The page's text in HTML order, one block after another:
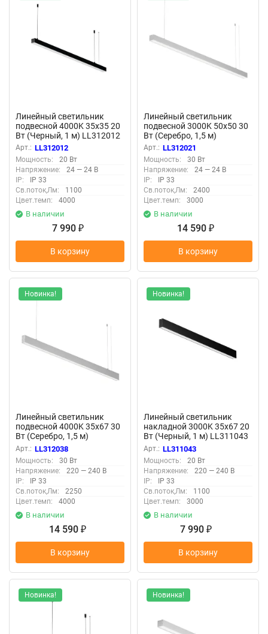
Линейный светильник
подвесной 4000K 35x35 20
Вт (Черный, 1 м) LL312012
(Черный) LL312012
Арт.: LL312012
Мощность:
20 Вт
Напряжение:
24 — 24 В
IP:
IP 33
Св.поток,Лм:
1100
Цвет.темп:
4000
В наличии
7 990 ₽
В корзину
Линейный светильник
подвесной 3000K 50x50 30
Вт (Серебро, 1,5 м)
LL312021 (Серебро)
LL312021
Арт.: LL312021
Мощность:
30 Вт
Напряжение:
24 — 24 В
IP:
IP 33
Св.поток,Лм:
2400
Цвет.темп:
3000
В наличии
14 590 ₽
В корзину
Новинка!
Линейный светильник
подвесной 4000K 35x67 30
Вт (Серебро, 1,5 м)
LL312038 (Серебро)
LL312038
Арт.: LL312038
Мощность:
30 Вт
Напряжение:
220 — 240 В
IP:
IP 33
Св.поток,Лм:
2250
Цвет.темп:
4000
В наличии
14 590 ₽
В корзину
Новинка!
Линейный светильник
накладной 3000K 35x67 20
Вт (Черный, 1 м) LL311043
(Черный) LL311043
Арт.: LL311043
Мощность:
20 Вт
Напряжение:
220 — 240 В
IP:
IP 33
Св.поток,Лм:
1100
Цвет.темп:
3000
В наличии
7 990 ₽
В корзину
Новинка! Новинка!